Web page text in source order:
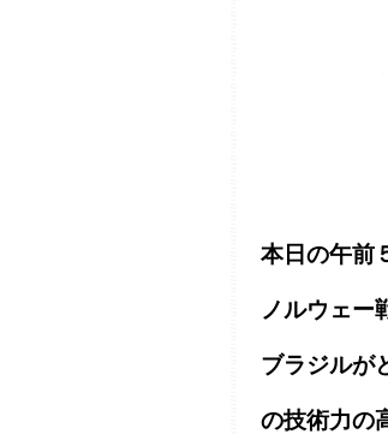
本日の午前
ノルウェー
ブラジルが
の技術力の